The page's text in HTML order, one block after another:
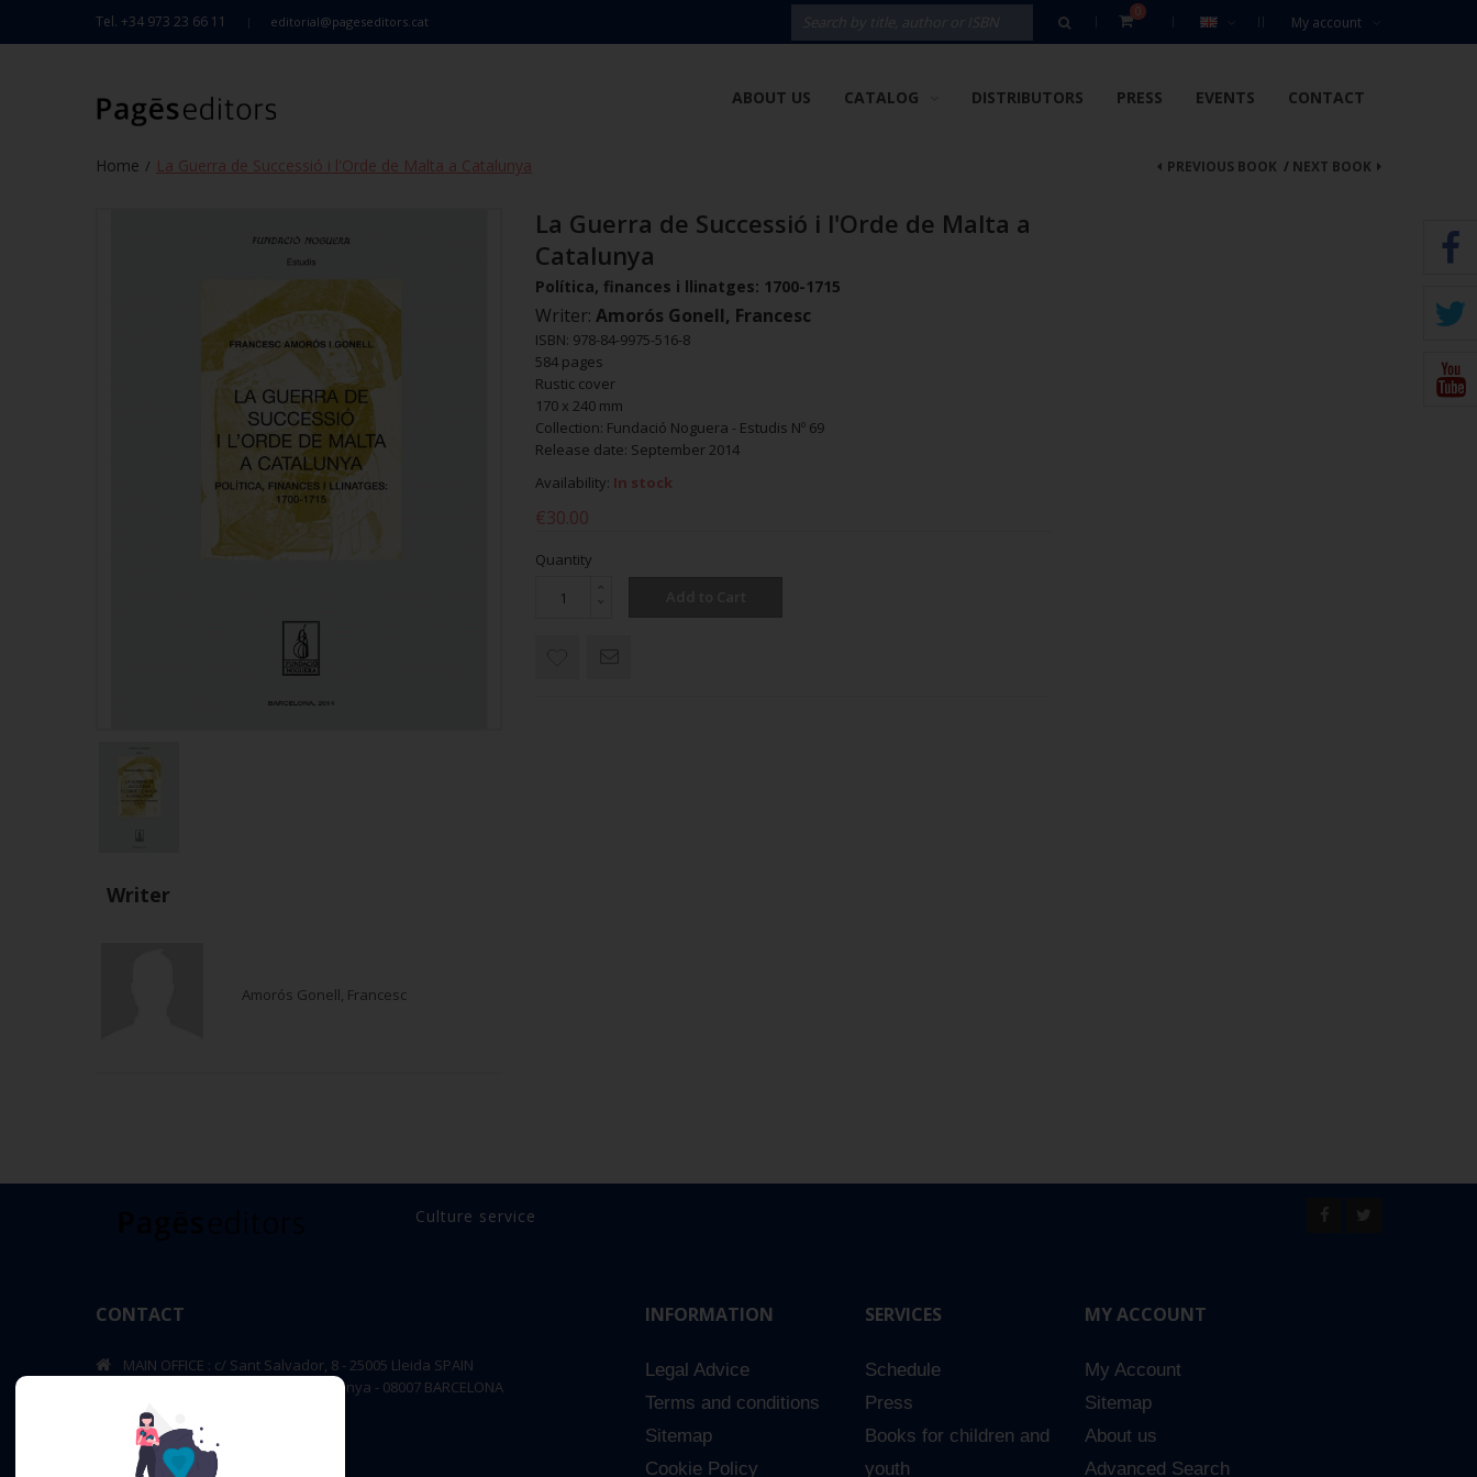
Tel. +34 973 23 66 11 editorial@pageseditors.cat My account
0
ABOUT US CATALOG DISTRIBUTORS PRESS EVENTS CONTACT
Home / La Guerra de Successió i l'Orde de Malta a Catalunya NEXT BOOK
PREVIOUS BOOK /
Writer
Amorós Gonell, Francesc
La Guerra de Successió i l'Orde de Malta a
Catalunya
Política, finances i llinatges: 1700-1715
Writer: Amorós Gonell, Francesc
ISBN: 978-84-9975-516-8
584 pages
Rustic cover
170 x 240 mm
Collection: Fundació Noguera - Estudis Nº 69
Release date: September 2014
Availability: In stock
€30.00
Quantity
Culture service
CONTACT
MAIN OFFICE : c/ Sant Salvador, 8 - 25005 Lleida SPAIN
BARCELONA OFFICE: Rambla de Catalunya - 08007 BARCELONA
editorial@pageseditors.cat
Telephone: +34 973 23 66 11
INFORMATION
Legal Advice
Terms and conditions
Sitemap
Cookie Policy
SERVICES
Schedule
Press
Books for children and
youth
MY ACCOUNT
My Account
Sitemap
About us
Advanced Search